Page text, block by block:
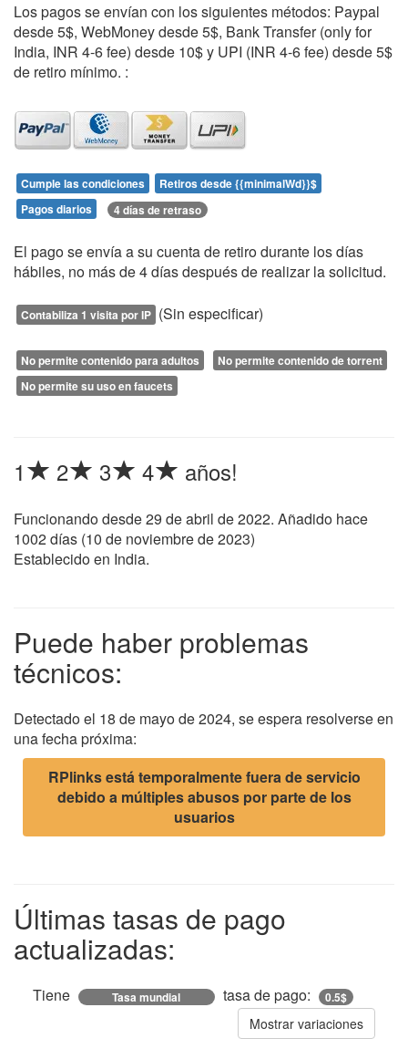
Los pagos se envían con los siguientes métodos: Paypal
desde 5$, WebMoney desde 5$, Bank Transfer (only for
India, INR 4-6 fee) desde 10$ y UPI (INR 4-6 fee) desde 5$
de retiro mínimo. :
Cumple las condiciones
Retiros desde {{minimalWd}}$
Pagos diarios
4 días de retraso
El pago se envía a su cuenta de retiro durante los días
hábiles, no más de 4 días después de realizar la solicitud.
Contabiliza 1 visita por IP (Sin especificar)
No permite contenido para adultos
No permite contenido de torrent
No permite su uso en faucets
1 2 3 4 años!
Funcionando desde29 de abril de 2022. Añadido hace
1002 días (10 de noviembre de 2023)
Establecido en India.
Puede haber problemas
técnicos:
Detectado el 18 de mayo de 2024, se espera resolverse en
una fecha próxima:
RPlinks está temporalmente fuera de servicio
debido a múltiples abusos por parte de los
usuarios
Últimas tasas de pago
actualizadas:
Tiene Tasa mundial tasa de pago: 0.5$
Mostrar variaciones